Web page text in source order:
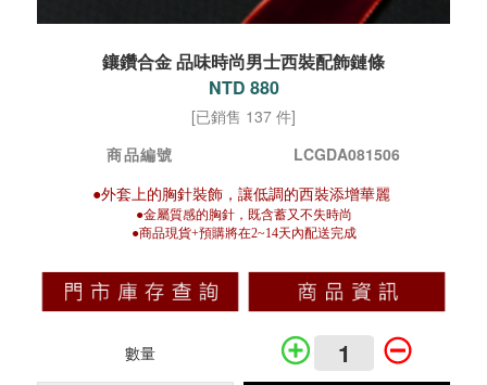
鑲鑽合金 品味時尚男士西裝配飾鏈條
NTD 880
[已銷售 137 件]
商品編號
LCGDA081506
●外套上的胸針裝飾，讓低調的西裝添增華麗
●金屬質感的胸針，既含蓄又不失時尚
●商品現貨+預購將在2~14天內配送完成
數量